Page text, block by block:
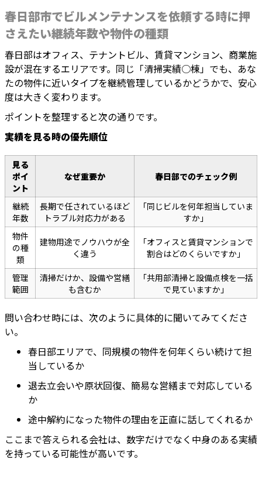
春日部市でビルメンテナンスを依頼する時に押
さえたい継続年数や物件の種類
春日部はオフィス、テナントビル、賃貸マンション、商業施
設が混在するエリアです。同じ「清掃実績○棟」でも、あな
たの物件に近いタイプを継続管理しているかどうかで、安心
度は大きく変わります。
ポイントを整理すると次の通りです。
実績を見る時の優先順位
見る
ポイ
ント
なぜ重要か 春日部でのチェック例
継続
年数
長期で任されているほど
トラブル対応力がある
「同じビルを何年担当していま
すか」
物件
の種
類
建物用途でノウハウが全
く違う
「オフィスと賃貸マンションで
割合はどのくらいですか」
管理
範囲
清掃だけか、設備や営繕
も含むか
「共用部清掃と設備点検を一括
で見ていますか」
問い合わせ時には、次のように具体的に聞いてみてくださ
い。
春日部エリアで、同規模の物件を何年くらい続けて担
当しているか
退去立会いや原状回復、簡易な営繕まで対応している
か
途中解約になった物件の理由を正直に話してくれるか
ここまで答えられる会社は、数字だけでなく中身のある実績
を持っている可能性が高いです。